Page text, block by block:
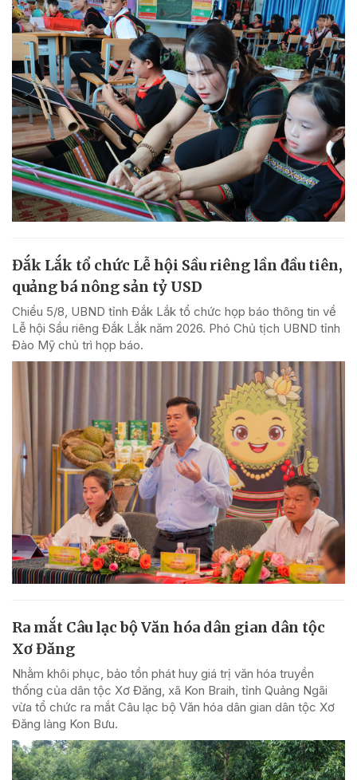
Đắk Lắk tổ chức Lễ hội Sầu riêng lần đầu tiên,
quảng bá nông sản tỷ USD
Chiều 5/8, UBND tỉnh Đắk Lắk tổ chức họp báo thông tin về
Lễ hội Sầu riêng Đắk Lắk năm 2026. Phó Chủ tịch UBND tỉnh
Đào Mỹ chủ trì họp báo.
Ra mắt Câu lạc bộ Văn hóa dân gian dân tộc
Xơ Đăng
Nhằm khôi phục, bảo tồn phát huy giá trị văn hóa truyền
thống của dân tộc Xơ Đăng, xã Kon Braih, tỉnh Quảng Ngãi
vừa tổ chức ra mắt Câu lạc bộ Văn hóa dân gian dân tộc Xơ
Đăng làng Kon Bưu.